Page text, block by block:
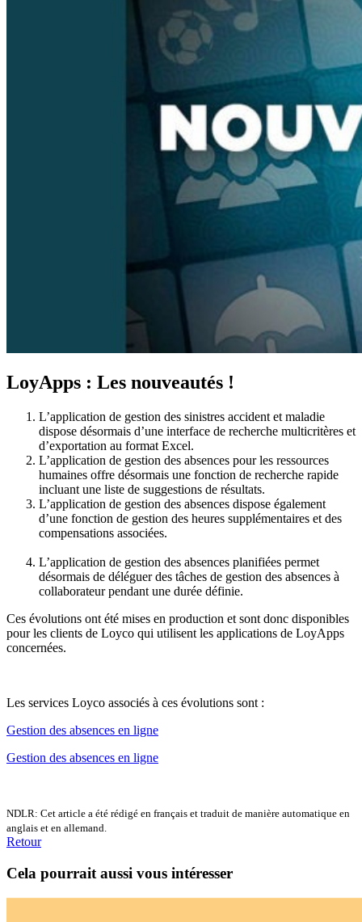
LoyApps : Les nouveautés !
L’application de gestion des sinistres accident et maladie
dispose désormais d’une interface de recherche multicritères et
d’exportation au format Excel.
L’application de gestion des absences pour les ressources
humaines offre désormais une fonction de recherche rapide
incluant une liste de suggestions de résultats.
L’application de gestion des absences dispose également
d’une fonction de gestion des heures supplémentaires et des
compensations associées.
L’application de gestion des absences planifiées permet
désormais de déléguer des tâches de gestion des absences à
collaborateur pendant une durée définie.
Ces évolutions ont été mises en production et sont donc disponibles
pour les clients de Loyco qui utilisent les applications de LoyApps
concernées.
Les services Loyco associés à ces évolutions sont :
Gestion des absences en ligne
Gestion des absences en ligne
NDLR: Cet article a été rédigé en français et traduit de manière automatique en
anglais et en allemand.
Retour
Cela pourrait aussi vous intéresser